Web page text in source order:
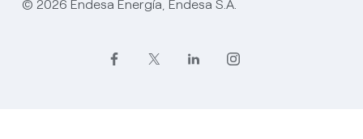
© 2026 Endesa Energía, Endesa S.A.